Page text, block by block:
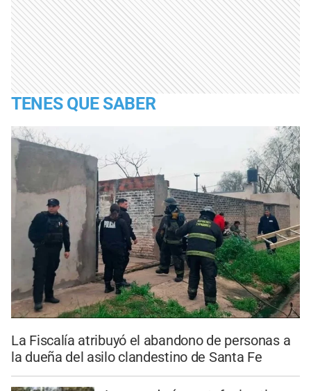
TENES QUE SABER
La Fiscalía atribuyó el abandono de personas a
la dueña del asilo clandestino de Santa Fe